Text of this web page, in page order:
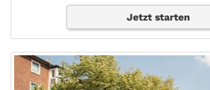
Jetzt starten